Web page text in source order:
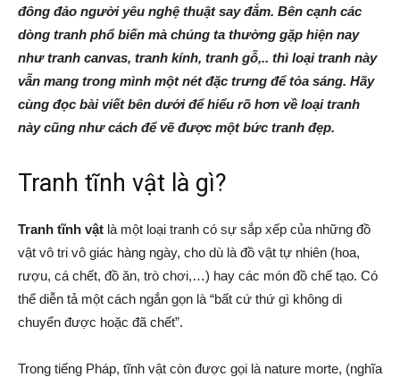
đông đảo người yêu nghệ thuật say đắm. Bên cạnh các
dòng tranh phổ biến mà chúng ta thường gặp hiện nay
như tranh canvas, tranh kính, tranh gỗ,.. thì loại tranh này
vẫn mang trong mình một nét đặc trưng để tỏa sáng. Hãy
cùng đọc bài viết bên dưới để hiểu rõ hơn về loại tranh
này cũng như cách để vẽ được một bức tranh đẹp.
Tranh tĩnh vật là gì?
Tranh tĩnh vật là một loại tranh có sự sắp xếp của những đồ
vật vô tri vô giác hàng ngày, cho dù là đồ vật tự nhiên (hoa,
rượu, cá chết, đồ ăn, trò chơi,…) hay các món đồ chế tạo. Có
thể diễn tả một cách ngắn gọn là “bất cứ thứ gì không di
chuyển được hoặc đã chết”.
Trong tiếng Pháp, tĩnh vật còn được gọi là nature morte, (nghĩa